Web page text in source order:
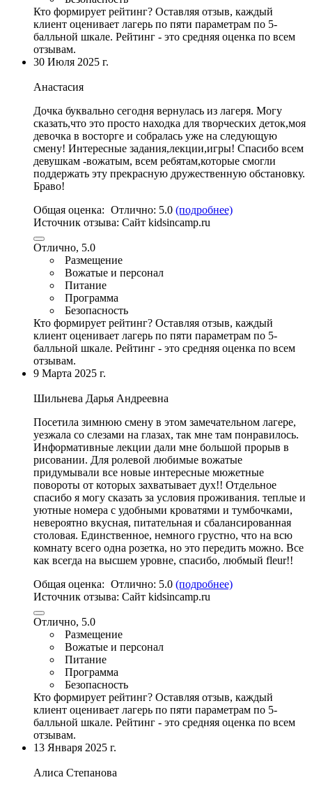
Кто формирует рейтинг? Оставляя отзыв, каждый
клиент оценивает лагерь по пяти параметрам по 5-
балльной шкале. Рейтинг - это средняя оценка по всем
отзывам.
30 Июля 2025 г.
Анастасия
Дочка буквально сегодня вернулась из лагеря. Могу
сказать,что это просто находка для творческих деток,моя
девочка в восторге и собралась уже на следующую
смену! Интересные задания,лекции,игры! Спасибо всем
девушкам -вожатым, всем ребятам,которые смогли
поддержать эту прекрасную дружественную обстановку.
Браво!
Общая оценка: Отлично: 5.0 (подробнее)
Источник отзыва: Cайт kidsincamp.ru
Отлично, 5.0
Размещение
Вожатые и персонал
Питание
Программа
Безопасность
Кто формирует рейтинг? Оставляя отзыв, каждый
клиент оценивает лагерь по пяти параметрам по 5-
балльной шкале. Рейтинг - это средняя оценка по всем
отзывам.
9 Марта 2025 г.
Шильнева Дарья Андреевна
Посетила зимнюю смену в этом замечательном лагере,
уезжала со слезами на глазах, так мне там понравилось.
Информативные лекции дали мне большой прорыв в
рисовании. Для ролевой любимые вожатые
придумывали все новые интересные мюжетные
повороты от которых захватывает дух!! Отдельное
спасибо я могу сказать за условия проживания. теплые и
уютные номера с удобными кроватями и тумбочками,
невероятно вкусная, питательная и сбалансированная
столовая. Единственное, немного грустно, что на всю
комнату всего одна розетка, но это передить можно. Все
как всегда на высшем уровне, спасибо, любмый fleur!!
Общая оценка: Отлично: 5.0 (подробнее)
Источник отзыва: Cайт kidsincamp.ru
Отлично, 5.0
Размещение
Вожатые и персонал
Питание
Программа
Безопасность
Кто формирует рейтинг? Оставляя отзыв, каждый
клиент оценивает лагерь по пяти параметрам по 5-
балльной шкале. Рейтинг - это средняя оценка по всем
отзывам.
13 Января 2025 г.
Алиса Степанова